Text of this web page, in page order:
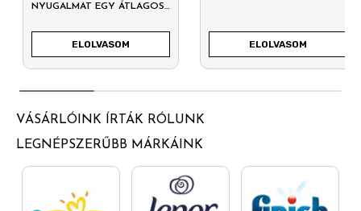
NYUGALMAT EGY ÁTLAGOS
ELOLVASOM ELOLVASOM
VÁSÁRLÓINK ÍRTÁK RÓLUNK
LEGNÉPSZERŰBB MÁRKÁINK